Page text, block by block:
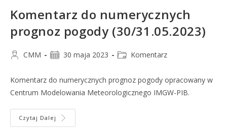
Komentarz do numerycznych
prognoz pogody (30/31.05.2023)
CMM 30 maja 2023 Komentarz
Komentarz do numerycznych prognoz pogody opracowany w
Centrum Modelowania Meteorologicznego IMGW-PIB.
Czytaj Dalej